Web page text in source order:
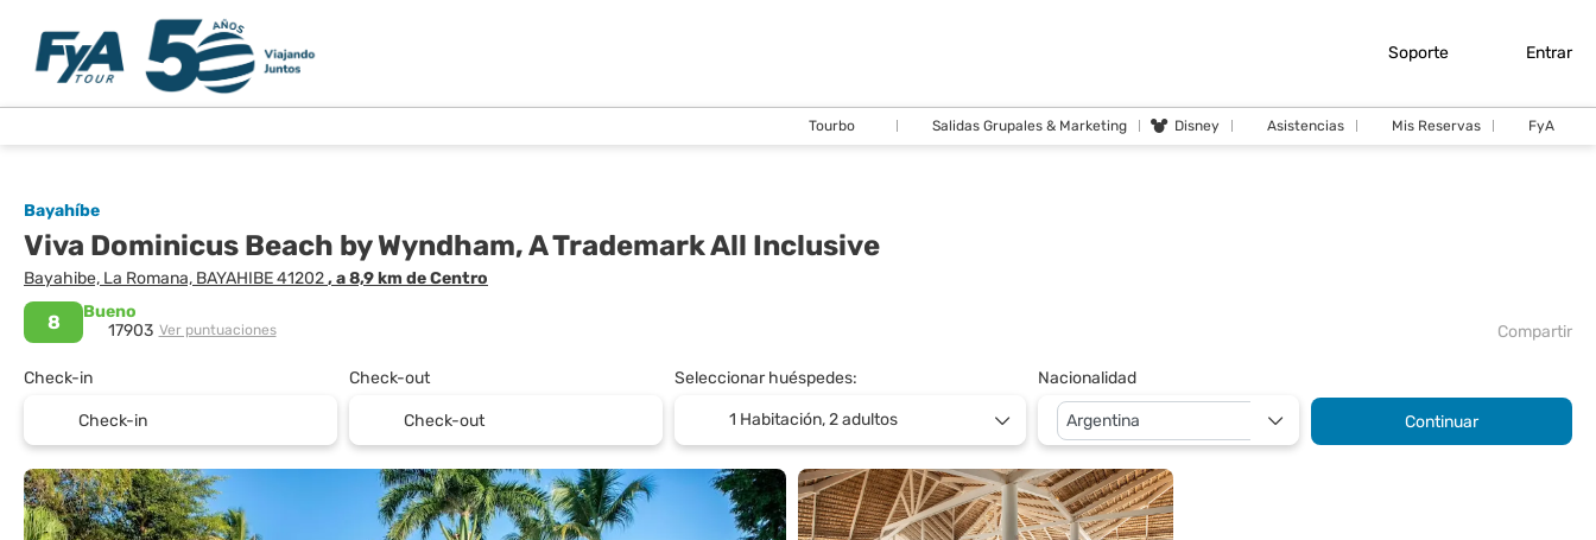
Soporte Entrar
Tourbo Salidas Grupales & Marketing Disney Asistencias Mis Reservas FyA
Bayahíbe
Viva Dominicus Beach by Wyndham, A Trademark All Inclusive
Bayahibe, La Romana, BAYAHIBE 41202, a 8,9 km de Centro
8
Bueno
17903 Ver puntuaciones Compartir
Check-in Check-out Seleccionar huéspedes:
1 Habitación,2 adultos
Nacionalidad
Continuar